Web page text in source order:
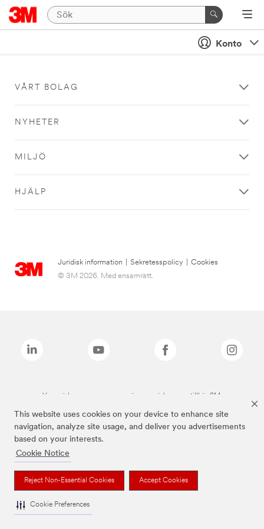
This website uses cookies on your device to enhance site
navigation, analyze site usage, and deliver you advertisements
based on your interests.
Cookie Notice
Reject Non-Essential Cookies Accept Cookies
Cookie Preferences
Konto
VÅRT BOLAG
NYHETER
MILJÖ
HJÄLP
Juridisk information Sekretesspolicy
Cookies
© 3M 2026. Med ensamrätt.
Varumärken som anges ovan är varumärken som tillhör 3M.